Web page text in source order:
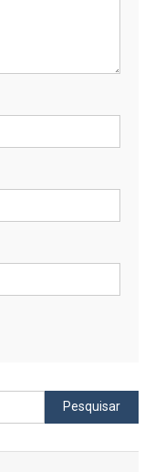
Pesquisar
por: